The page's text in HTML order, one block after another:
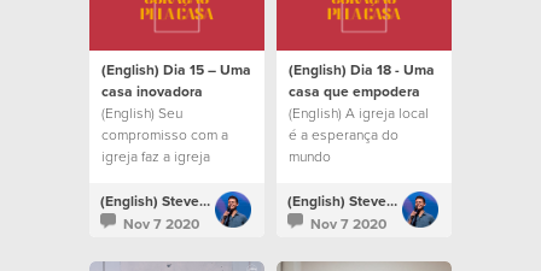
(English) Dia 15 – Uma
casa inovadora
(English) Seu
compromisso com a
igreja faz a igreja
(English) Steven Richards
Nov 7 2020
(English) Dia 18 - Uma
casa que empodera
(English) A igreja local
é a esperança do
mundo
(English) Steven Richards
Nov 7 2020